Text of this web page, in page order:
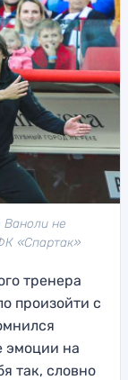
Ваноли не
«Спартак»
тренера
произойти с
эмоции на
так, словно